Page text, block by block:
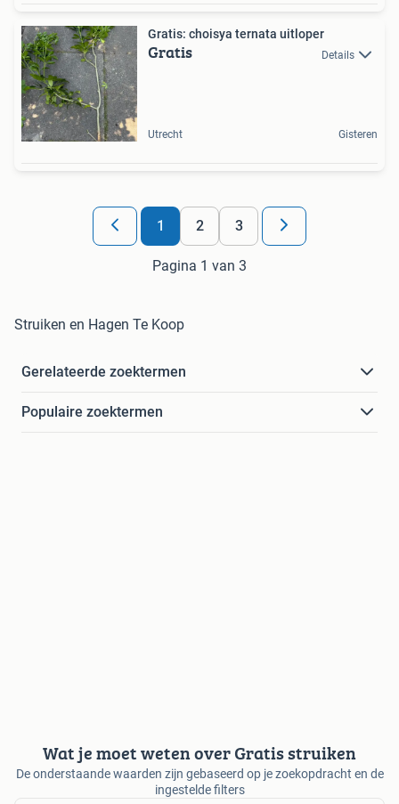
Gratis: choisya ternata uitloper
Gratis Details
Utrecht Gisteren
1 2 3
Pagina 1 van 3
Struiken en Hagen Te Koop
Gerelateerde zoektermen
Populaire zoektermen
Wat je moet weten over Gratis struiken
De onderstaande waarden zijn gebaseerd op je zoekopdracht en de
ingestelde filters